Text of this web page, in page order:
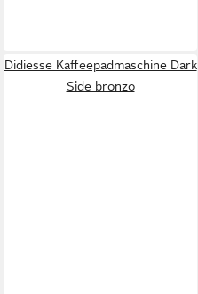
Didiesse Kaffeepadmaschine Dark
Side bronzo